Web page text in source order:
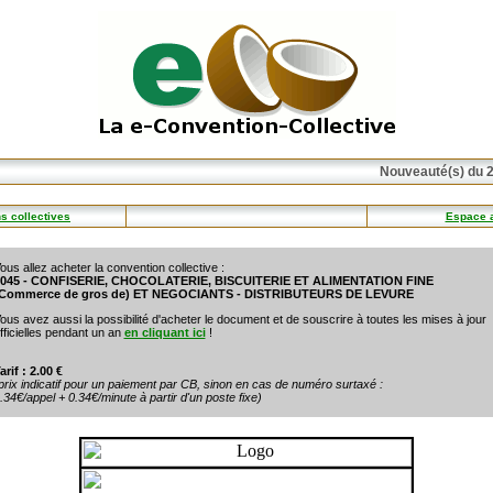
Nouveauté(s) du
collectives Espace
allez acheter la convention collective :
- CONFISERIE, CHOCOLATERIE, BISCUITERIE ET ALIMENTATION FINE
de gros de) ET NEGOCIANTS - DISTRIBUTEURS DE LEVURE
avez aussi la possibilité d'acheter le document et de souscrire à toutes les mises à jour
pendant un an en cliquant ici!
: 2.00 €
indicatif pour un paiement par CB, sinon en cas de numéro surtaxé :
appel + 0.34€/minute à partir d'un poste fixe)